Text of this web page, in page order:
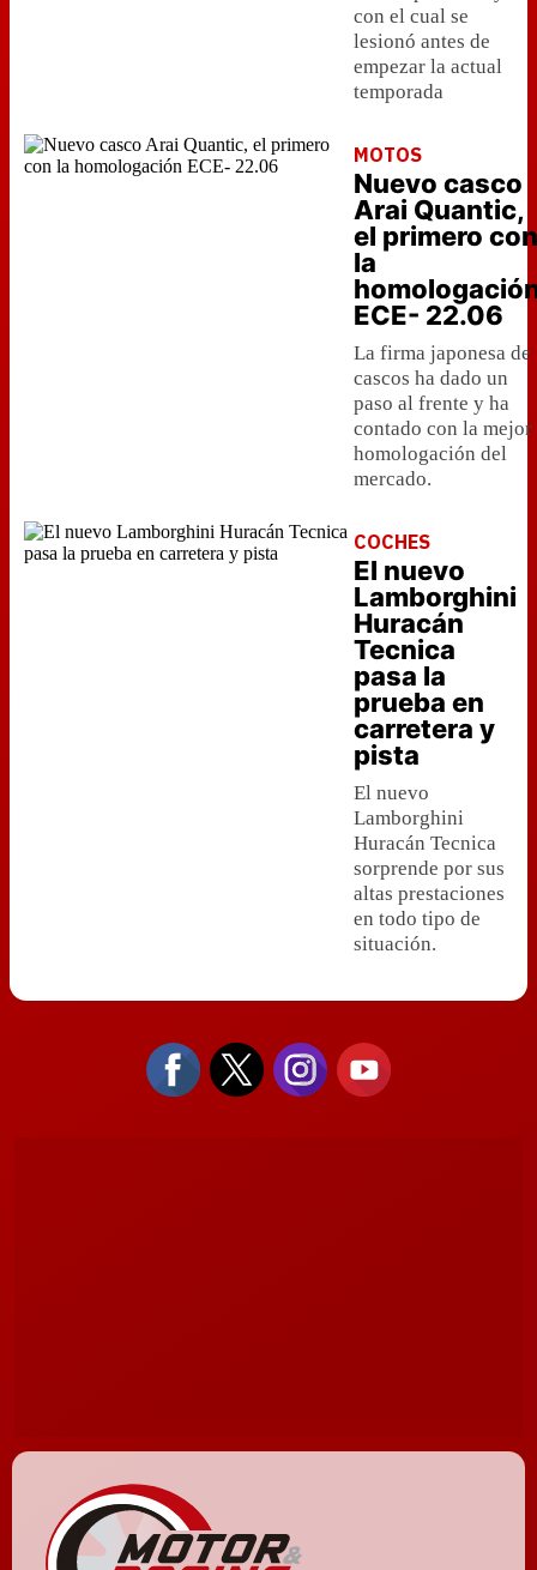
con el cual se
lesionó antes de
empezar la actual
temporada
MOTOS
Nuevo casco
Arai Quantic,
el primero con
la
ECE- 22.06
La firma japonesa de
cascos ha dado un
paso al frente y ha
contado con la mejor
homologación del
mercado.
COCHES
El nuevo
Lamborghini
Huracán
Tecnica
pasa la
prueba en
carretera y
pista
El nuevo
Lamborghini
Huracán Tecnica
sorprende por sus
altas prestaciones
en todo tipo de
situación.